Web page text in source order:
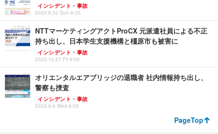
インシデント・事故
2023.8.20 Sun 8:05
NTTマーケティングアクトProCX 元派遣社員による不正
持ち出し、日本学生支援機構と橿原市も被害に
インシデント・事故
2023.10.27 Fri 8:05
オリエンタルエアブリッジの退職者 社内情報持ち出し、
警察も捜査
インシデント・事故
2023.9.6 Wed 8:05
PageTop